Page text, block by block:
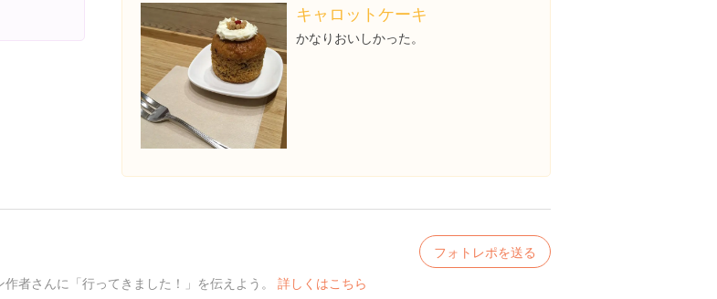
キャロットケーキ
かなりおいしかった。
フォトレポを送る
者さんに「行ってきました！」を伝えよう。 詳しくはこちら